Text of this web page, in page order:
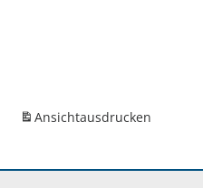
Ansichtausdrucken